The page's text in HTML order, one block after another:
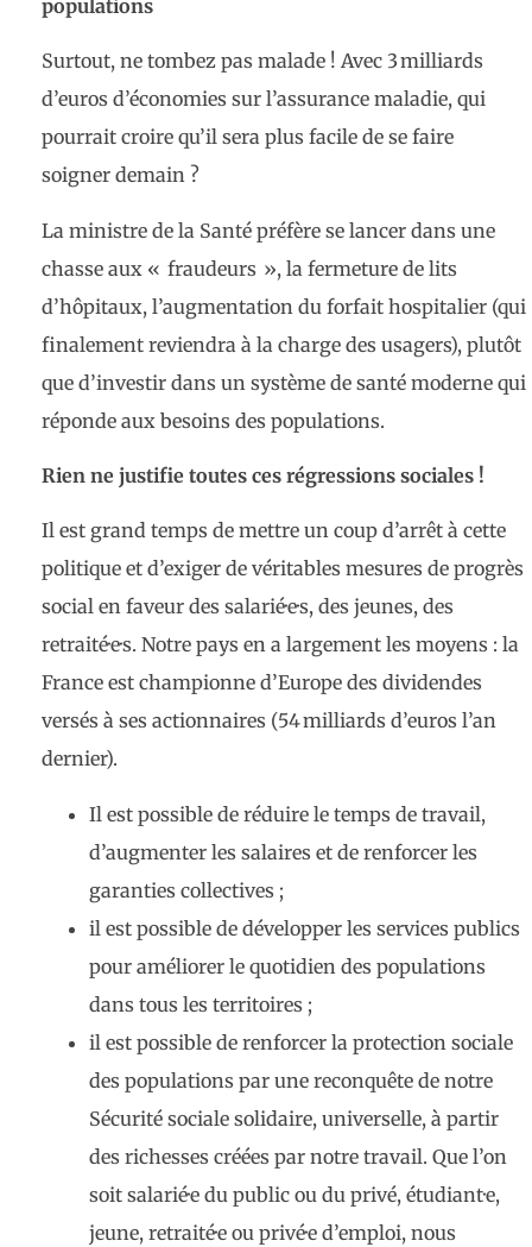
populations
Surtout, ne tombez pas malade ! Avec 3 milliards
d’euros d’économies sur l’assurance maladie, qui
pourrait croire qu’il sera plus facile de se faire
soigner demain ?
La ministre de la Santé préfère se lancer dans une
chasse aux « fraudeurs », la fermeture de lits
d’hôpitaux, l’augmentation du forfait hospitalier (qui
finalement reviendra à la charge des usagers), plutôt
que d’investir dans un système de santé moderne qui
réponde aux besoins des populations.
Rien ne justifie toutes ces régressions sociales !
Il est grand temps de mettre un coup d’arrêt à cette
politique et d’exiger de véritables mesures de progrès
social en faveur des salarié·e·s, des jeunes, des
retraité·e·s. Notre pays en a largement les moyens : la
France est championne d’Europe des dividendes
versés à ses actionnaires (54 milliards d’euros l’an
dernier).
Il est possible de réduire le temps de travail,
d’augmenter les salaires et de renforcer les
garanties collectives ;
il est possible de développer les services publics
pour améliorer le quotidien des populations
dans tous les territoires ;
il est possible de renforcer la protection sociale
des populations par une reconquête de notre
Sécurité sociale solidaire, universelle, à partir
des richesses créées par notre travail. Que l’on
soit salarié·e du public ou du privé, étudiant·e,
jeune, retraité·e ou privé·e d’emploi, nous